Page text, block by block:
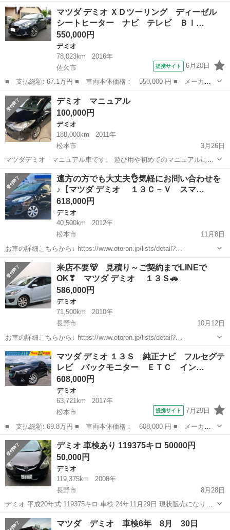
せん。未修復ですが、自動車販売店や修理工場の方曰く、走行には問
題ありません。バッテリーとエンジンオイルは令和8年(2026年)に新し
く交換したばかりです。付属品の...
長野 北安曇郡 白馬駅 MAZDA
マツダ デミオ ＸＤツーリング ディーゼル
シートヒーター ナビ テレビ Ｂｌ…
550,000円
デミオ
78,023km
2016年
佐久市
提携サイト 6月20日
■ 支払総額: 67.1万円 ■ 車両本体価格： 550,000 円 ■ メーカー
名： マツダ ■ 車種名： デミオ ■ グレード名： ＸＤツーリン
グ ディーゼル シートヒーター ナビ テレビ Ｂｌｕｅｔｏｏｔ
ｈ バックカ...
長野 佐久市
デミオ マニュアル
100,000円
デミオ
188,000km
2011年
松本市
3月26日
マツダデミオ マニュアル車です。 遊び用や初めてのマニュアルにど
うですか。 音が結構良いです。 年式にしては綺麗な方かと思いますが
細かなキズなどは走行距離並みだと思います。 走行距離は多いですが
こまめにオイルを変えていたので...
長野 松本市 デミオ 走行距離
遠方の方でも大丈夫👌気軽にお問い合わせを
♪【マツダ デミオ １３Ｃ－Ｖ スマ…
618,000円
デミオ
40,500km
2012年
松本市
11月8日
お車の詳細こちらから↓ https://www.otoron.jp/lists/detail?
carno=041176 来店不要で全国対応中🗾(※沖縄/北海道/離島除く) 携帯
さえあれば即日審査・契約もできちゃう✨...
長野 松本市 デミオ オトロン
来店不要🐻 見積り～ご契約までLINEで
OK❣ マツダ デミオ １３Ｓ🚗
586,000円
デミオ
71,500km
2010年
長野市
10月12日
お車の詳細こちらから↓ https://www.otoron.jp/lists/detail?
carno=038911 来店不要で全国対応中🗾(※沖縄/北海道/離島除く) 携帯
さえあれば即日審査・契約もできちゃう✨...
長野 長野市 デミオ
マツダ デミオ １３Ｓ 純正ナビ フルセグテ
レビ バックモニター ＥＴＣ イン…
608,000円
デミオ
63,721km
2017年
松本市
提携サイト 7月29日
■ 支払総額: 69.8万円 ■ 車両本体価格： 608,000 円 ■ メーカー
名： マツダ ■ 車種名： デミオ ■ グレード名： １３Ｓ 純正
ナビ フルセグテレビ バックモニター ＥＴＣ インテリキー 衝
突軽減ブレー...
長野 松本市 デミオ
デミオ 車検あり 119375キロ 50000円
50,000円
デミオ
119,375km
2008年
長野市
8月28日
デミオ 平成20年式 119375キロ 車検 24年11月29日 現状販売になりま
す。 冷房効きます。 オーディオ機器外してあります。 アイドリング
が安定していないです。
長野 長野市 デミオ
マツダ デミオ 車検6年 8月 30日